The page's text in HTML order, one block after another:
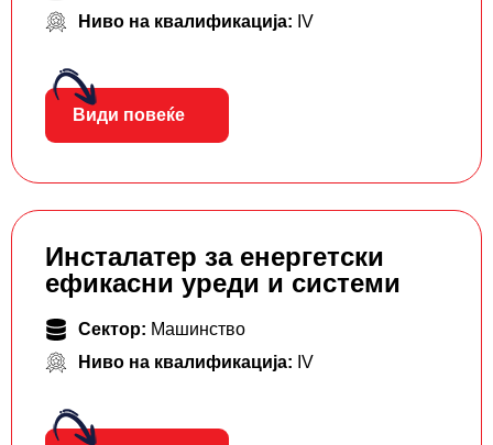
Ниво на квалификација: IV
Види повеќе
Инсталатер за енергетски
ефикасни уреди и системи
Сектор: Машинство
Ниво на квалификација: IV